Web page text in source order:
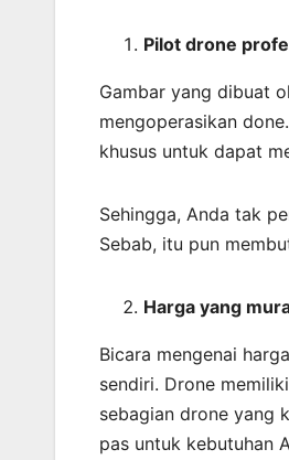
Pilot drone
Gambar yang dibuat
mengoperasikan
khusus untuk dapat
Sehingga, Anda tak
Sebab, itu pun
Harga yang
Bicara mengenai
sendiri. Drone
sebagian drone yang
pas untuk kebutuhan